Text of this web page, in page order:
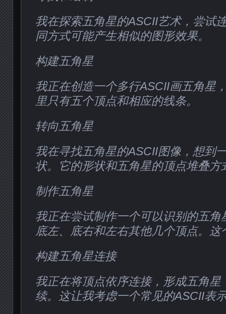
我在探索五角星的ASCII艺术，尝试
同方式可能产生相似的图形效果。
构建五角星
我正在创造一个多行ASCII画五角星
里只有五个顶点和相应的线条。
转向五角星
我在寻找五角星的ASCII图像，想到
状。它的形状和五角星的顶点堆叠方
制作五角星
我正在尝试制作一个可以识别的五角
底左、底右和左右其他几个顶点。
构建五角星连接
我正在将顶点依序连接，形成五角星
续。这让我考虑一个常见的ASCII表